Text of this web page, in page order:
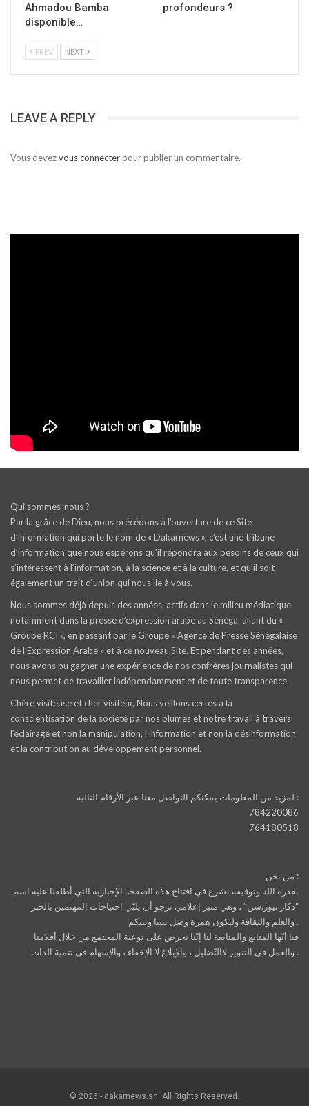
Ahmadou Bamba
disponible…
profondeurs ?
PREV NEXT
LEAVE A REPLY
Vous devezvous connecterpour publier un commentaire.
Qui sommes-nous ?
Par la grâce de Dieu, nous précédons à l’ouverture de ce Site
d’information qui porte le nom de « Dakarnews », c’est une tribune
d’information que nous espérons qu’il répondra aux besoins de ceux qui
s’intéressent à l’information, à la science et à la culture, et qu’il soit
également un trait d‘union qui nous lie à vous.
Nous sommes déjà depuis des années, actifs dans le milieu médiatique
notamment dans la presse d’expression arabe au Sénégal allant du «
Groupe RCI », en passant par le Groupe « Agence de Presse Sénégalaise
de l’Expression Arabe » et à ce nouveau Site. Et pendant des années,
nous avons pu gagner une expérience de nos confrères journalistes qui
nous permet de travailler indépendamment et de toute transparence.
Chère visiteuse et cher visiteur, Nous veillons certes à la
conscientisation de la société par nos plumes et notre travail à travers
l’éclairage et non la manipulation, l’information et non la désinformation
et la contribution au développement personnel.
لمزيد من المعلومات يمكنكم التواصل معنا عبر الأرقام التالية :
784220086
764180518
من نحن :
بقدرة الله وتوفيقه نشرع في افتتاح هذه الصفحة الإخبارية التي أطلقنا عليه اسم
“دكار نيوز.سن” ، وهي منبر إعلامي نرجو أن يلبّي احتياجات المهتمين بالخبر
والعلم والثقافة وليكون همزة وصل بيننا وبينكم .
فيا أيّها المتابع والمتابعة لنا إنّنا نحرص على توعية المجتمع من خلال أقلامنا
والعمل في التنوير لاالتّضليل ، والإبلاغ لا الإخفاء ، والإسهام في تنمية الذات .
© 2026 - dakarnews.sn. All Rights Reserved.